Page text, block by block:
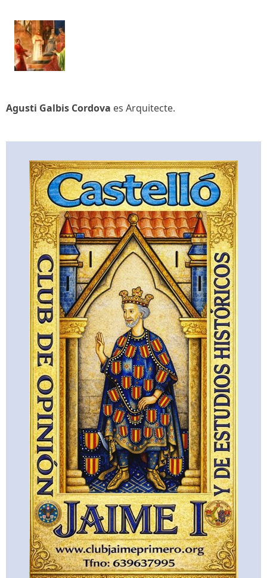
Agusti Galbis Cordova es Arquitecte.